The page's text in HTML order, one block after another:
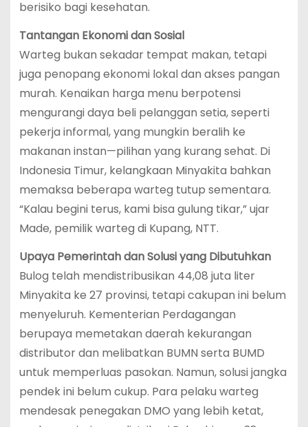
berisiko bagi kesehatan.
Tantangan Ekonomi dan Sosial
Warteg bukan sekadar tempat makan, tetapi
juga penopang ekonomi lokal dan akses pangan
murah. Kenaikan harga menu berpotensi
mengurangi daya beli pelanggan setia, seperti
pekerja informal, yang mungkin beralih ke
makanan instan—pilihan yang kurang sehat. Di
Indonesia Timur, kelangkaan Minyakita bahkan
memaksa beberapa warteg tutup sementara.
“Kalau begini terus, kami bisa gulung tikar,” ujar
Made, pemilik warteg di Kupang, NTT.
Upaya Pemerintah dan Solusi yang Dibutuhkan
Bulog telah mendistribusikan 44,08 juta liter
Minyakita ke 27 provinsi, tetapi cakupan ini belum
menyeluruh. Kementerian Perdagangan
berupaya memetakan daerah kekurangan
distributor dan melibatkan BUMN serta BUMD
untuk memperluas pasokan. Namun, solusi jangka
pendek ini belum cukup. Para pelaku warteg
mendesak penegakan DMO yang lebih ketat,